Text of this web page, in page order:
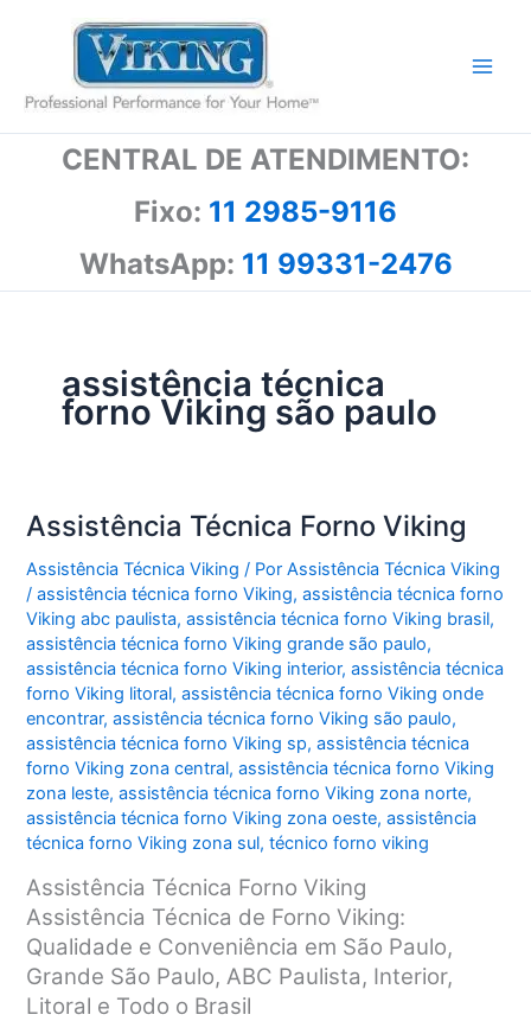
conteúdo
CENTRAL DE ATENDIMENTO:
Fixo: 11 2985-9116
WhatsApp: 11 99331-2476
assistência técnica
forno Viking são paulo
Assistência Técnica Forno Viking
Assistência Técnica Viking / PorAssistência Técnica Viking
/assistência técnica forno Viking,assistência técnica forno
Viking abc paulista,assistência técnica forno Viking brasil,
assistência técnica forno Viking grande são paulo,
assistência técnica forno Viking interior,assistência técnica
forno Viking litoral,assistência técnica forno Viking onde
encontrar,assistência técnica forno Viking são paulo,
assistência técnica forno Viking sp,assistência técnica
forno Viking zona central,assistência técnica forno Viking
zona leste,assistência técnica forno Viking zona norte,
assistência técnica forno Viking zona oeste,assistência
técnica forno Viking zona sul,técnico forno viking
Assistência Técnica Forno Viking
Assistência Técnica de Forno Viking:
Qualidade e Conveniência em São Paulo,
Grande São Paulo, ABC Paulista, Interior,
Litoral e Todo o Brasil